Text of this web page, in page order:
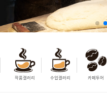
작품갤러리 수업갤러리 카페투어